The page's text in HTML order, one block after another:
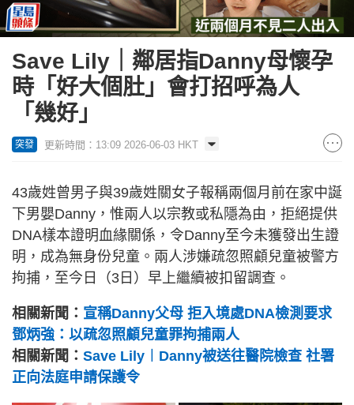
Save Lily｜鄰居指Danny母懷孕
時「好大個肚」會打招呼為人
「幾好」
突發 更新時間：13:09 2026-06-03 HKT
43歲姓曾男子與39歲姓關女子報稱兩個月前在家中誕
下男嬰Danny，惟兩人以宗教或私隱為由，拒絕提供
DNA樣本證明血緣關係，令Danny至今未獲發出生證
明，成為無身份兒童。兩人涉嫌疏忽照顧兒童被警方
拘捕，至今日（3日）早上繼續被扣留調查。
相關新聞： 宣稱Danny父母 拒入境處DNA檢測要求
鄧炳強：以疏忽照顧兒童罪拘捕兩人
相關新聞： Save Lily︱Danny被送往醫院檢查 社署
正向法庭申請保護令